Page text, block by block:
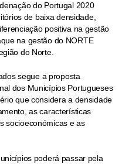
do Portugal 2020
de baixa densidade,
positiva na gestão
na gestão do NORTE
do Norte.
segue a proposta
dos Municípios Portugueses
que considera a densidade
as características
socioeconómicas e as
poderá passar pela